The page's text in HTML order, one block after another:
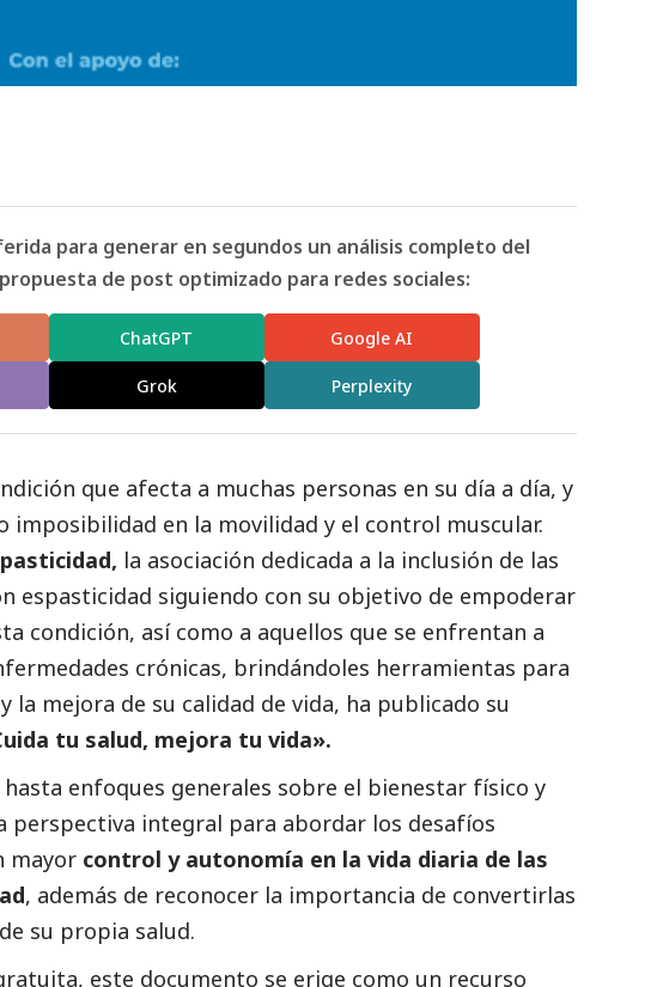
para generar en segundos un análisis completo del
de post optimizado para redes sociales:
ChatGPT Google AI
Grok Perplexity
que afecta a muchas personas en su día a día, y
imposibilidad en la movilidad y el control muscular.
la asociación dedicada a la inclusión de las
espasticidad siguiendo con su objetivo de empoderar
condición, así como a aquellos que se enfrentan a
crónicas, brindándoles herramientas para
la mejora de su calidad de vida, ha publicado su
tu salud, mejora tu vida».
enfoques generales sobre el bienestar físico y
perspectiva integral para abordar los desafíos
mayor control y autonomía en la vida diaria de las
, además de reconocer la importancia de convertirlas
su propia salud.
este documento se erige como un recurso